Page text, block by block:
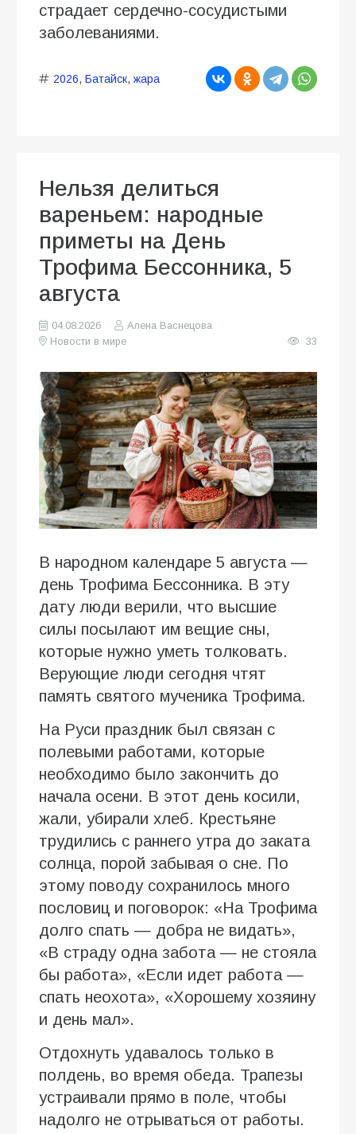
страдает сердечно-сосудистыми
заболеваниями.
2026, Батайск, жара
Нельзя делиться
вареньем: народные
приметы на День
Трофима Бессонника, 5
августа
04.08.2026
Алена Васнецова
Новости в мире
33
В народном календаре 5 августа —
день Трофима Бессонника. В эту
дату люди верили, что высшие
силы посылают им вещие сны,
которые нужно уметь толковать.
Верующие люди сегодня чтят
память святого мученика Трофима.
На Руси праздник был связан с
полевыми работами, которые
необходимо было закончить до
начала осени. В этот день косили,
жали, убирали хлеб. Крестьяне
трудились с раннего утра до заката
солнца, порой забывая о сне. По
этому поводу сохранилось много
пословиц и поговорок: «На Трофима
долго спать — добра не видать»,
«В страду одна забота — не стояла
бы работа», «Если идет работа —
спать неохота», «Хорошему хозяину
и день мал».
Отдохнуть удавалось только в
полдень, во время обеда. Трапезы
устраивали прямо в поле, чтобы
надолго не отрываться от работы.